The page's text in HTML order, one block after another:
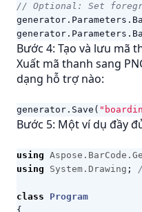
// Optional: Set
generator . Parameters .
generator . Parameters .
Bước 4: Tạo và lưu mã
Xuất mã thanh sang
dạng hỗ trợ nào:
generator . Save (
Bước 5: Một ví dụ đầy
using
using
System.Drawing ;
class
Program